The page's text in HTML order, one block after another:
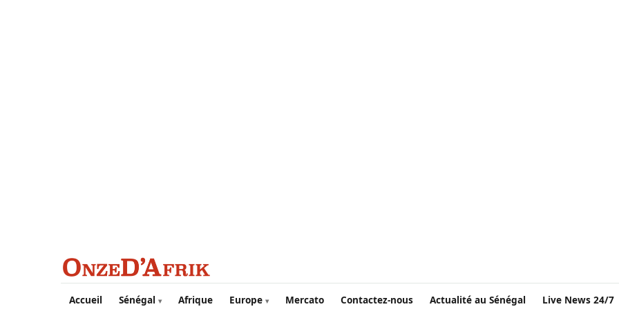
Aller au contenu principal
Accueil Sénégal Afrique Europe Mercato Contactez-nous Actualité au Sénégal Live News 24/7